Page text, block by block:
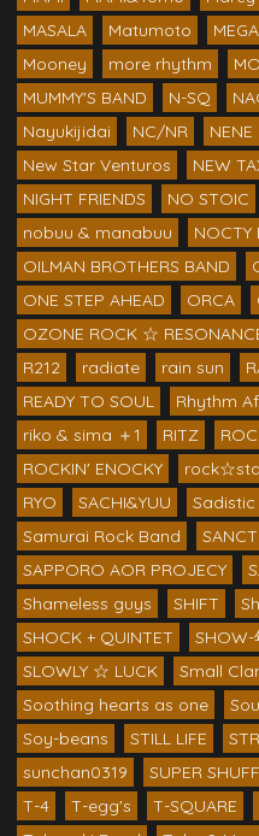
MASALA
Matumoto
Mooney
more rhythm
MUMMY'S BAND
N-SQ
Nayukijidai
NC/NR NENE
New Star Venturos
NEW
NIGHT FRIENDS
NO STOIC
nobuu & manabuu
NOCTY
OILMAN BROTHERS BAND
ONE STEP AHEAD
ORCA
OZONE ROCK ☆
R212
radiate rain sun
READY TO SOUL
Rhythm
riko & sima ＋1
RITZ
ROCKIN' ENOCKY
RYO
SACHI&YUU
Samurai Rock Band
SAPPORO AOR PROJECY
Shameless guys
SHIFT
SHOCK + QUINTET
SHOW-
SLOWLY ☆ LUCK
Small
Soothing hearts as one
Soy-beans
STILL LIFE
sunchan0319
SUPER
T-4
T-egg's T-SQUARE